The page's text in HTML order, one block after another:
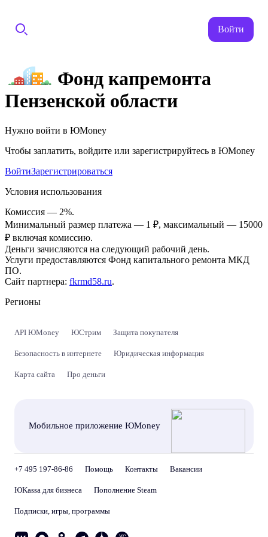
Войти
Фонд капремонта
Пензенской области
Нужно войти в ЮMoney
Чтобы заплатить, войдите или зарегистрируйтесь в ЮMoney
ВойтиЗарегистрироваться
Условия использования
Комиссия — 2%.
Минимальный размер платежа — 1 ₽, максимальный — 15000
₽ включая комиссию.
Деньги зачисляются на следующий рабочий день.
Услуги предоставляются Фонд капитального ремонта МКД
ПО.
Сайт партнера: fkrmd58.ru.
Регионы
API ЮMoney ЮСтрим Защита покупателя
Безопасность в интернете Юридическая информация
Карта сайта Про деньги
Мобильное приложение ЮMoney
+7 495 197-86-86 Помощь Контакты Вакансии
ЮKassa для бизнеса Пополнение Steam
Подписки, игры, программы